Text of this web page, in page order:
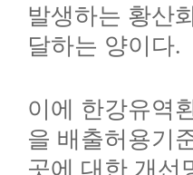
발생하는 황산
달하는 양이다.
이에 한강유역
을 배출허용기
곳에 대한 개선